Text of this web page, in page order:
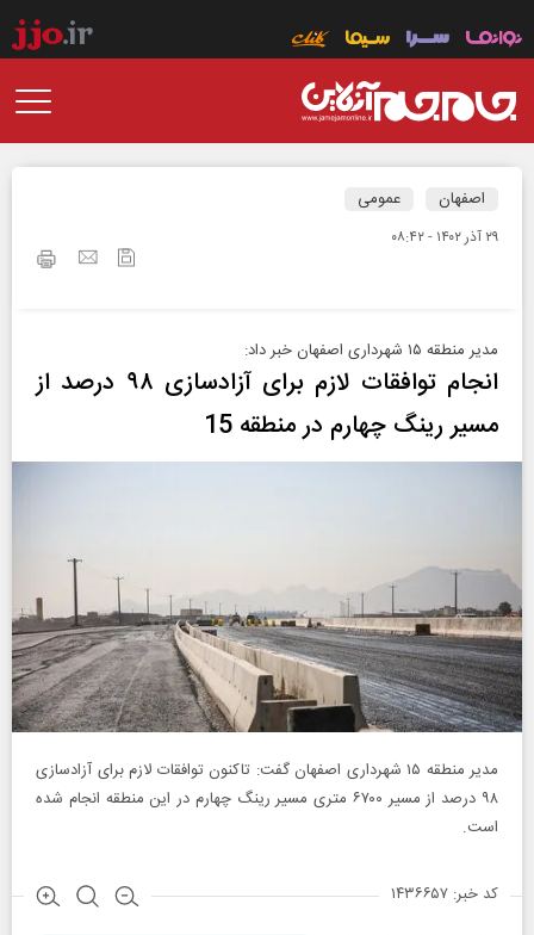
اصفهان عمومی
۲۹ آذر ۱۴۰۲ - ۰۸:۴۲
مدیر منطقه ۱۵ شهرداری اصفهان خبر داد:
انجام توافقات لازم برای آزادسازی ۹۸ درصد از
مسیر رینگ چهارم در منطقه 15
مدیر منطقه ۱۵ شهرداری اصفهان گفت: تاکنون توافقات لازم برای آزادسازی
۹۸ درصد از مسیر ۶۷۰۰ متری مسیر رینگ چهارم در این منطقه انجام شده
است.
کد خبر: ۱۴۳۶۶۵۷